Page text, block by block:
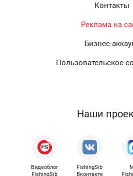
Контакты
Реклама на
Бизнес-
Пользовательское
Наши
Видеоблог
FishingSib
FishingSib
Вконтакте